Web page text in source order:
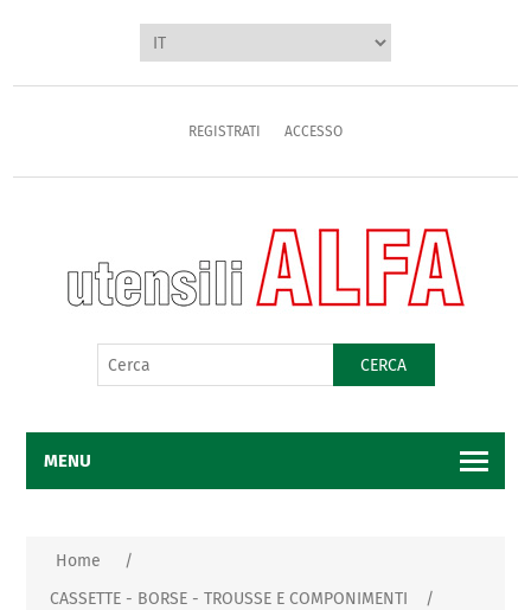
REGISTRATI ACCESSO
CERCA
MENU
Home
/
CASSETTE - BORSE - TROUSSE E COMPONIMENTI
/